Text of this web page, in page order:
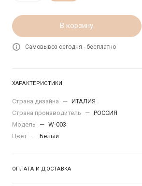
В корзину
Самовывоз сегодня - бесплатно
ХАРАКТЕРИСТИКИ
Страна дизайна — ИТАЛИЯ
Страна производитель
— РОССИЯ
Модель
— W-003
Цвет — Белый
ОПЛАТА И ДОСТАВКА